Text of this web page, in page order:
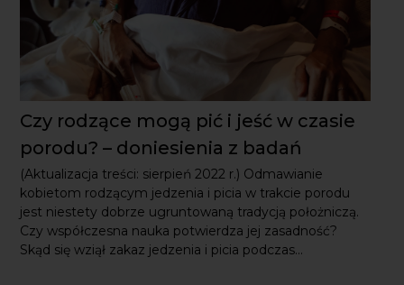
Czy rodzące mogą pić i jeść w czasie
porodu? – doniesienia z badań
(Aktualizacja treści: sierpień 2022 r.) Odmawianie
niestety dobrze ugruntowaną tradycją położniczą.
Czy współczesna nauka potwierdza jej zasadność? Skąd
się wziął zakaz jedzenia i picia podczas...